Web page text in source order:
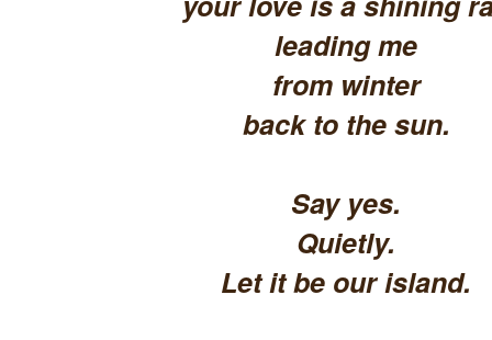
leading me
from winter
back to the sun.
Say yes.
Quietly.
Let it be our island.